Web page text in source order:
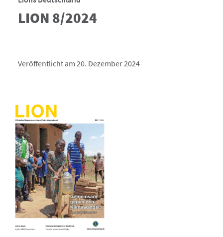
LION 8/2024
Veröffentlicht am 20. Dezember 2024